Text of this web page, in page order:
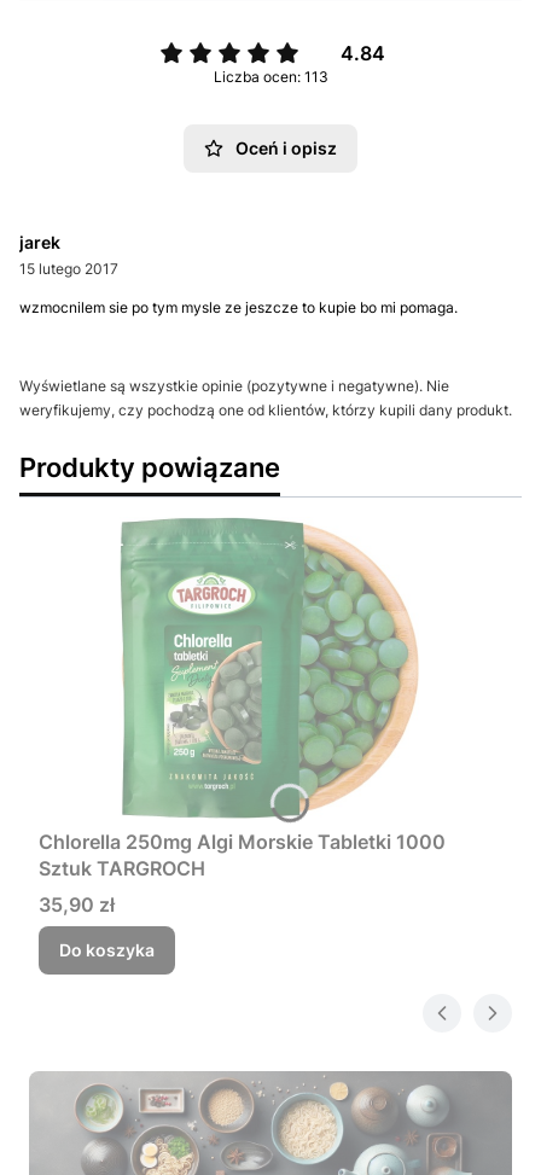
4.84
Liczba ocen: 113
Oceń i opisz
jarek
15 lutego 2017
wzmocnilem sie po tym mysle ze jeszcze to kupie bo mi pomaga.
Wyświetlane są wszystkie opinie (pozytywne i negatywne). Nie
weryfikujemy, czy pochodzą one od klientów, którzy kupili dany produkt.
Produkty powiązane
Chlorella 250mg Algi Morskie Tabletki 1000
Sztuk TARGROCH
Cena
35,90 zł
Do koszyka